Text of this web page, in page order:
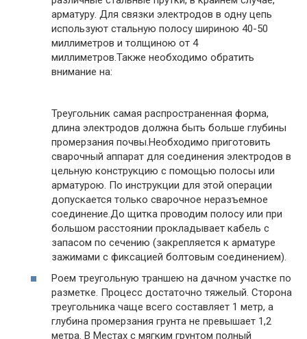
арматуру. Для связки электродов в одну цепь
используют стальную полосу шириною 40-50
миллиметров и толщиною от 4
миллиметров.Также необходимо обратить
внимание на:
Треугольник самая распространенная форма,
длина электродов должна быть больше глубины
промерзания почвы.Необходимо приготовить
сварочный аппарат для соединения электродов в
цельную конструкцию с помощью полосы или
арматурою. По инструкции для этой операции
допускается только сварочное неразъемное
соединение.До щитка проводим полосу или при
большом расстоянии прокладывает кабель с
запасом по сечению (закрепляется к арматуре
зажимами с фиксацией болтовым соединением).
Роем треугольную траншею на дачном участке по
разметке. Процесс достаточно тяжелый. Сторона
треугольника чаще всего составляет 1 метр, а
глубина промерзания грунта не превышает 1,2
метра. В Местах с мягким грунтом полный